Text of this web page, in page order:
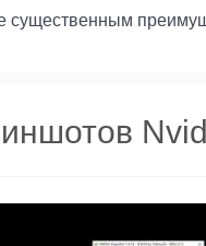
существенным